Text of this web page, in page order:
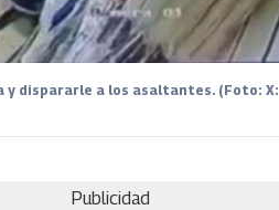
y dispararle a los asaltantes. (Foto: X:
Publicidad